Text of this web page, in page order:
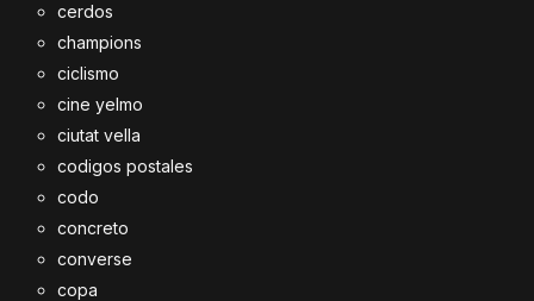
cerdos
champions
ciclismo
cine yelmo
ciutat vella
codigos postales
codo
concreto
converse
copa